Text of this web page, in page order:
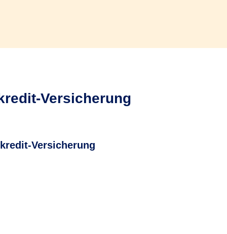
Versicherung
Versicherung